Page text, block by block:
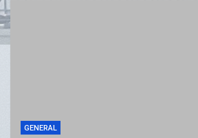
GENERAL